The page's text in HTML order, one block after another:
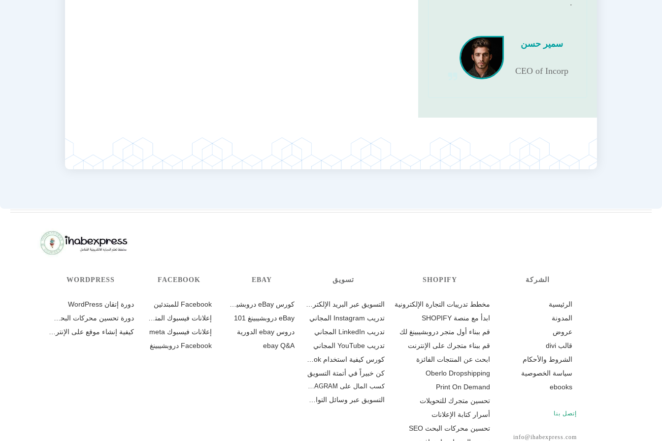
.
سمير حسن
CEO of Incorp
الشركة
الرئيسية
المدونة
عروض
قالب divi
الشروط والأحكام
سياسة الخصوصية
ebooks
إتصل بنا
info@ihabexpress.com
SHOPIFY
مخطط تدريبات التجارة الإلكترونية
ابدأ مع منصة SHOPIFY
قم ببناء أول متجر دروبشيبينغ لك
قم ببناء متجرك على الإنترنت
ابحث عن المنتجات الفائزة
Oberlo Dropshipping
Print On Demand
تحسين متجرك للتحويلات
أسرار كتابة الإعلانات
تحسين محركات البحث SEO
تسويق
تدريب Instagram المجاني
تدريب LinkedIn المجاني
تدريب YouTube المجاني
كن خبيراً في أتمتة التسويق
EBAY
eBay دروبشيبينغ 101
دروس ebay الدورية
ebay Q&A
FACEBOOK
Facebook للمبتدئين
إعلانات فيسبوك meta
Facebook دروبشيبينغ
WORDPRESS
دورة إتقان WordPress